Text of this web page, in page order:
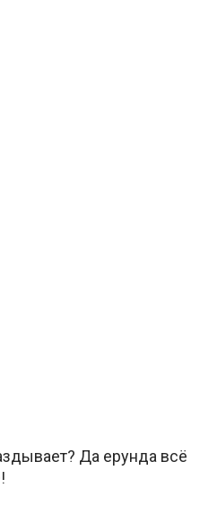
Да ерунда всё